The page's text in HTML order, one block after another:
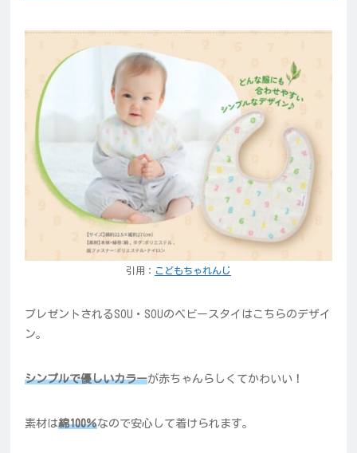
引用： こどもちゃれんじ
プレゼントされるSOU・SOUのベビースタイはこちらのデザイ
ン。
シンプルで優しいカラーが赤ちゃんらしくてかわいい！
素材は綿100％なので安心して着けられます。